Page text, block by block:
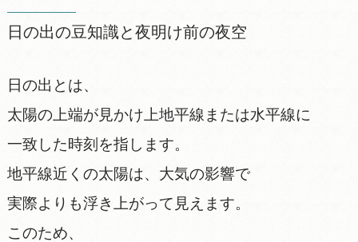
日の出の豆知識と夜明け前の夜空
日の出とは、
太陽の上端が見かけ上地平線または水平線に
一致した時刻を指します。
地平線近くの太陽は、大気の影響で
実際よりも浮き上がって見えます。
このため、